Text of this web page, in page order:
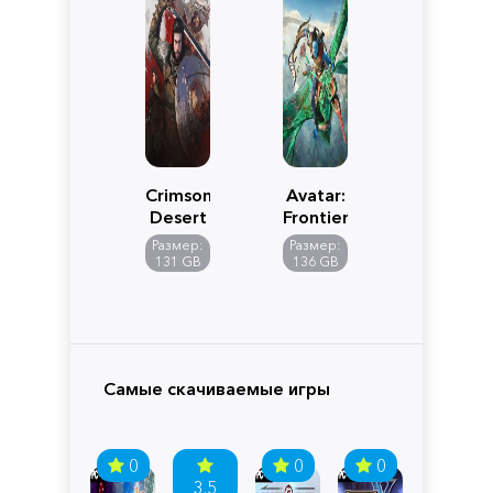
Crimson
Desert
Размер:
131 GB
Avatar:
Frontiers
of
Pandora
Размер:
136 GB
Самые скачиваемые игры
0
3.5
0 0